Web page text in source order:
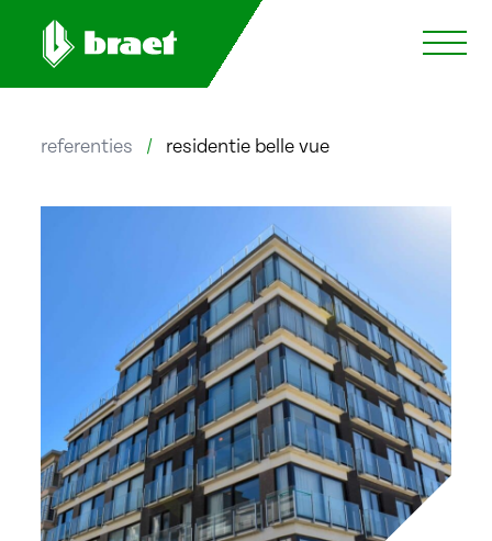
referenties / residentie belle vue